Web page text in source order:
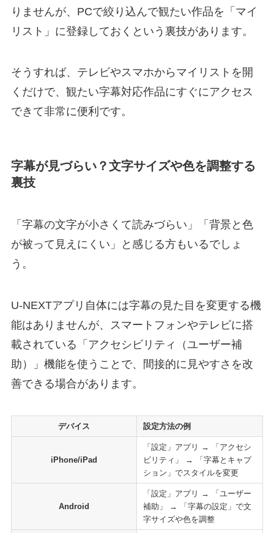
りませんが、PCで絞り込んで観たい作品を「マイ
リスト」に登録しておくという裏技があります。
そうすれば、テレビやスマホからマイリストを開
くだけで、観たい字幕対応作品にすぐにアクセス
できて非常に便利です。
字幕が見づらい？文字サイズや色を調整する
裏技
「字幕の文字が小さくて読みづらい」「背景と色
が被って見えにくい」と感じる方もいるでしょ
う。
U-NEXTアプリ自体には字幕の見た目を変更する機
能はありませんが、スマートフォンやテレビに搭
載されている「アクセシビリティ（ユーザー補
助）」機能を使うことで、間接的に見やすさを改
善できる場合があります。
デバイス 設定方法の例
iPhone/iPad
「設定」アプリ → 「アクセシ
ビリティ」 → 「字幕とキャプ
ション」でスタイルを変更
Android
「設定」アプリ → 「ユーザー
補助」 → 「字幕の設定」で文
字サイズや色を調整